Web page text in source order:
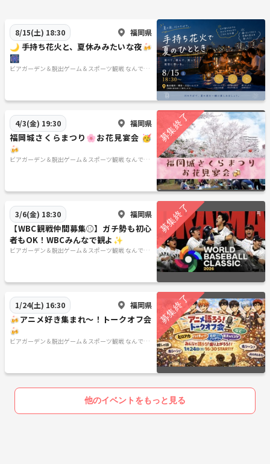
8/15(土) 18:30 福岡県
🌙 手持ち花火と、夏休みみたいな夜🍻
🎆
ビアガーデン＆脱出ゲーム＆スポーツ観戦 なんでも
4/3(金) 19:30 福岡県
福岡城さくらまつり🌸お花見宴会 🥳
🍻
ビアガーデン＆脱出ゲーム＆スポーツ観戦 なんでも
3/6(金) 18:30 福岡県
【WBC観戦仲間募集⚾️】ガチ勢も初心
者もOK！WBCみんなで観よ✨
ビアガーデン＆脱出ゲーム＆スポーツ観戦 なんでも
1/24(土) 16:30 福岡県
🍻アニメ好き集まれ〜！トークオフ会
🍻
ビアガーデン＆脱出ゲーム＆スポーツ観戦 なんでも
他のイベントをもっと見る